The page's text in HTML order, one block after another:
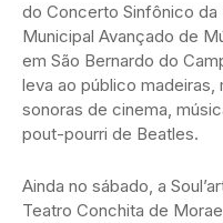
do Concerto Sinfônico da
Municipal Avançado de
em São Bernardo do
leva ao público
sonoras de cinema,
pout-pourri de Beatles.
Ainda no sábado, a
Teatro Conchita de